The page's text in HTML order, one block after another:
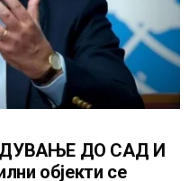
ДО САД И
објекти се